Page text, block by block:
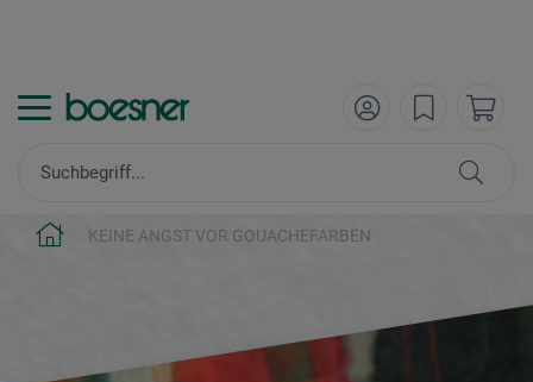
KEINE ANGST VOR GOUACHEFARBEN